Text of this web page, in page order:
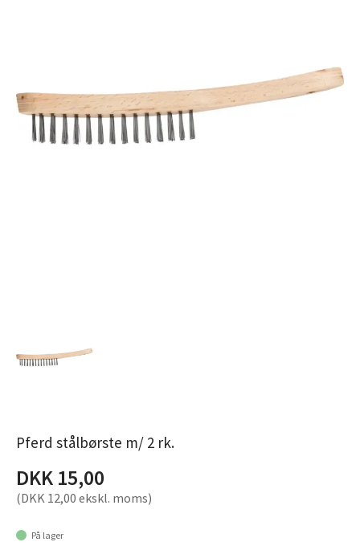
Pferd stålbørste m/ 2 rk.
DKK 15,00
(DKK 12,00 ekskl. moms)
På lager